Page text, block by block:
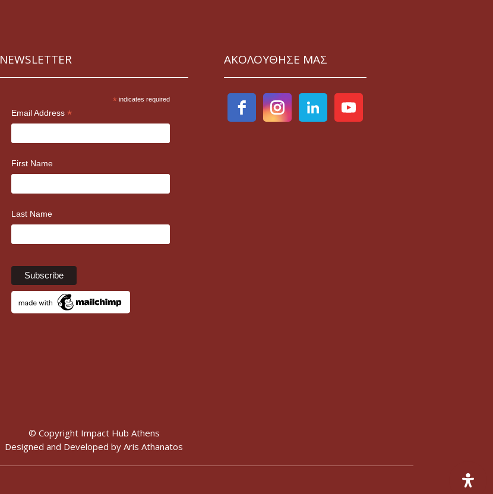
NEWSLETTER
* indicates required
Email Address *
First Name
Last Name
ΑΚΟΛΟΥΘΗΣΕ ΜΑΣ
© Copyright Impact Hub Athens
Designed and Developed by Aris Athanatos